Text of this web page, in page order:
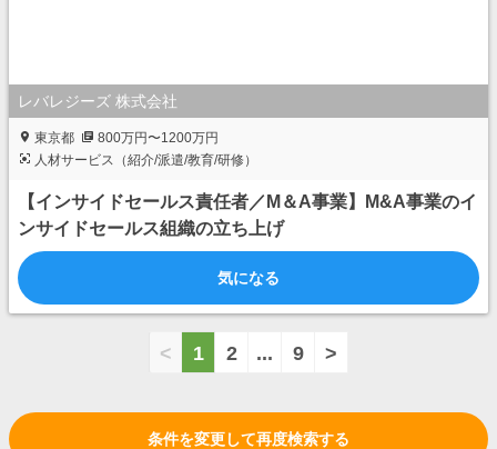
レバレジーズ 株式会社
東京都
800万円〜1200万円
人材サービス（紹介/派遣/教育/研修）
【インサイドセールス責任者／M＆A事業】M&A事業のイ
ンサイドセールス組織の立ち上げ
気になる
< 1 2 ... 9 >
条件を変更して再度検索する